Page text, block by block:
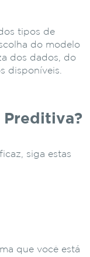
tipos de
do modelo
dos dados, do
disponíveis.
Preditiva?
siga estas
que você está